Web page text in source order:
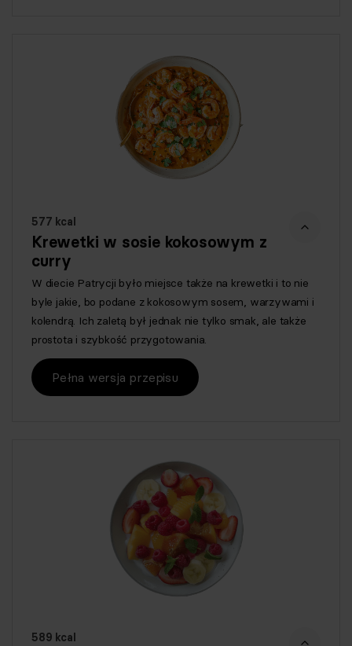
577 kcal
Krewetki w sosie kokosowym z
curry
W diecie Patrycji było miejsce także na krewetki i to nie
byle jakie, bo podane z kokosowym sosem, warzywami i
kolendrą. Ich zaletą był jednak nie tylko smak, ale także
prostota i szybkość przygotowania.
Pełna wersja przepisu
589 kcal